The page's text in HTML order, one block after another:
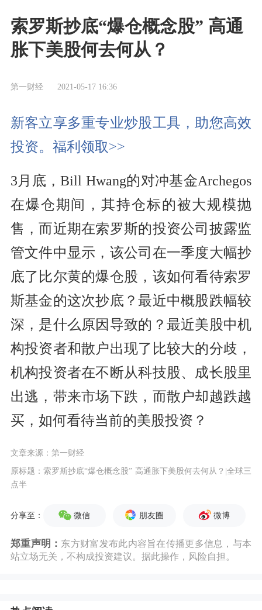
索罗斯抄底“爆仓概念股” 高通
胀下美股何去何从？
第一财经 2021-05-17 16:36
新客立享多重专业炒股工具，助您高效
投资。福利领取>>
3月底，Bill Hwang的对冲基金Archegos
在爆仓期间，其持仓标的被大规模抛
售，而近期在索罗斯的投资公司披露监
管文件中显示，该公司在一季度大幅抄
底了比尔黄的爆仓股，该如何看待索罗
斯基金的这次抄底？最近中概股跌幅较
深，是什么原因导致的？最近美股中机
构投资者和散户出现了比较大的分歧，
机构投资者在不断从科技股、成长股里
出逃，带来市场下跌，而散户却越跌越
买，如何看待当前的美股投资？
文章来源：第一财经
原标题：索罗斯抄底“爆仓概念股” 高通胀下美股何去何从？|全球三
点半
分享至： 微信 朋友圈 微博
郑重声明： 东方财富发布此内容旨在传播更多信息，与本
站立场无关，不构成投资建议。据此操作，风险自担。